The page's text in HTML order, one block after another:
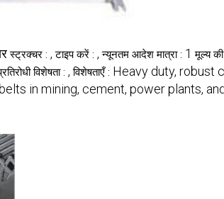
स्ट्रक्चर : , टाइप करें : , न्यूनतम आदेश मात्रा : 1 मूल्य
विशेषता : , विशेषताएँ : Heavy duty, robust
in mining, cement, power plants,